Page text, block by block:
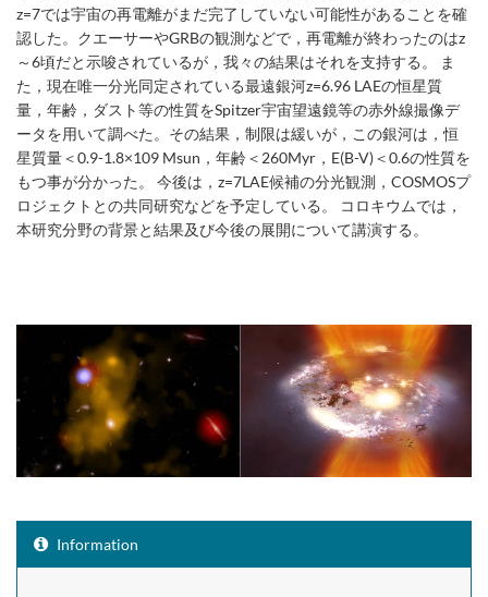
z=7では宇宙の再電離がまだ完了していない可能性があることを確
認した。クエーサーやGRBの観測などで，再電離が終わったのはz
～6頃だと示唆されているが，我々の結果はそれを支持する。 ま
た，現在唯一分光同定されている最遠銀河z=6.96 LAEの恒星質
量，年齢，ダスト等の性質をSpitzer宇宙望遠鏡等の赤外線撮像デ
ータを用いて調べた。その結果，制限は緩いが，この銀河は，恒
星質量＜0.9-1.8×109 Msun，年齢＜260Myr，E(B-V)＜0.6の性質を
もつ事が分かった。 今後は，z=7LAE候補の分光観測，COSMOSプ
ロジェクトとの共同研究などを予定している。 コロキウムでは，
本研究分野の背景と結果及び今後の展開について講演する。
Information